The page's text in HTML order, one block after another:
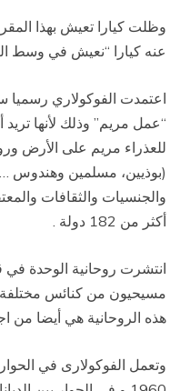
وظلت كيارا تعيش بهذا
عنه كيارا “نعيش في وسط
“عمل مريم” وذلك لأنها
للعذراء مريم على الأرض
(بوذيين، مسلمين وهندوس
والجنسيات والثقافات
أكثر من 182 دولة .
انتشرت روحانية الوحدة في
مسيحيون من كنائس مختلفة
هذه الروحانية هي أيضا من
وتعمل الفوكولارى في